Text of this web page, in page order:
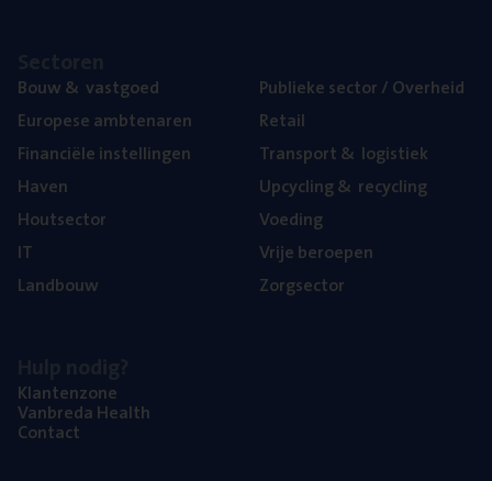
Bouw& vastgoed
Euro­pe­se ambtenaren
Finan­ci­ë­le instellingen
Haven
Hout­sec­tor
IT
Land­bouw
Publie­ke sec­tor / Overheid
Retail
Trans­port& logistiek
Upcy­cling& recycling
Voe­ding
Vrije beroe­pen
Zorg­sec­tor
Klan­ten­zo­ne
Van­b­re­da Health
Con­tact